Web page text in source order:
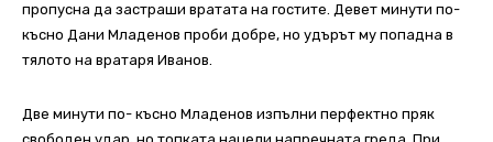
пропусна да застраши вратата на гостите. Девет минути по-
късно Дани Младенов проби добре, но удърът му попадна в
тялото на вратаря Иванов.
Две минути по- късно Младенов изпълни перфектно пряк